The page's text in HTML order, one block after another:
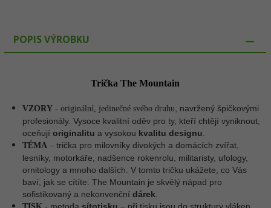
POPIS VÝROBKU
Trička The Mountain
VZORY - originální, jedinečné svého druhu , navržený špičkovými
profesionály. Vysoce kvalitní oděv pro ty, kteří chtějí vyniknout,
oceňují originalitu a vysokou kvalitu designu
TÉMA – trička pro milovníky divokých a domácích zvířat,
lesníky, motorkáře, nadšence rokenrolu, militaristy, ufology,
ornitology a mnoho dalších. V tomto tričku ukážete, co Vás
baví, jak se cítíte. The Mountain je skvělý nápad pro
sofistikovaný a nekonvenční dárek
metoda sítotisku – při tisku jsou do struktury vláken